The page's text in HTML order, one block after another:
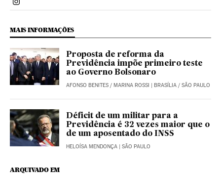
Politica El País Brasil en Instagram
MAIS INFORMAÇÕES
Proposta de reforma da
Previdência impõe primeiro teste
ao Governo Bolsonaro
AFONSO BENITES / MARINA ROSSI | BRASÍLIA / SÃO PAULO
Déficit de um militar para a
Previdência é 32 vezes maior que o
de um aposentado do INSS
HELOÍSA MENDONÇA | SÃO PAULO
ARQUIVADO EM